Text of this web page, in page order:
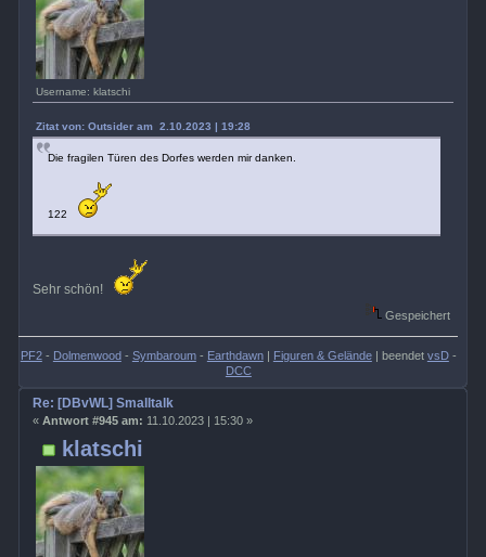
Username: klatschi
Zitat von: Outsider am 2.10.2023 | 19:28
Die fragilen Türen des Dorfes werden mir danken.
122
Sehr schön!
Gespeichert
PF2- Dolmenwood- Symbaroum- Earthdawn| Figuren & Gelände| beendet vsD-
DCC
klatschi
Re: [DBvWL] Smalltalk
« Antwort #945 am: 11.10.2023 | 15:30 »